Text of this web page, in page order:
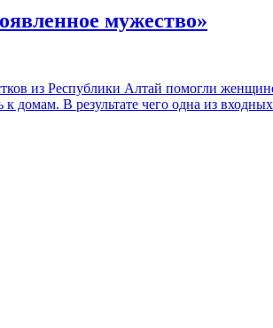
мужество»
из Республики Алтай помогли
В результате чего одна из